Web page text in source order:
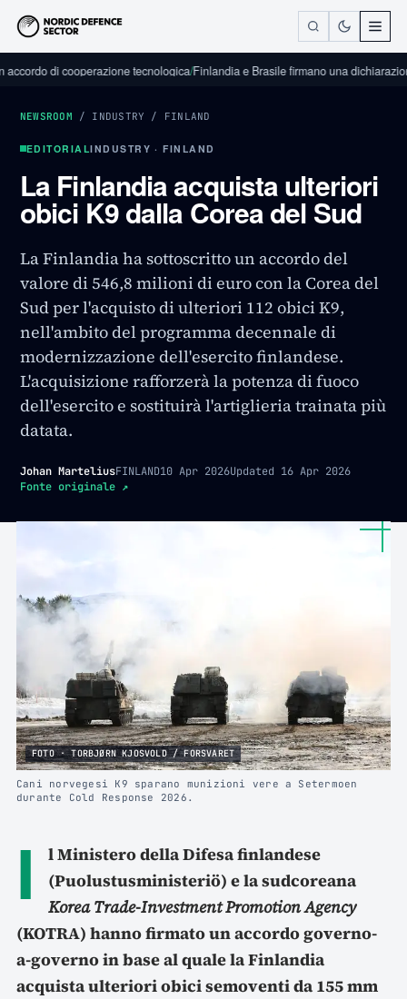
di cooperazione tecnologica/Finlandia e Brasile firmano una dichiarazione di
NEWSROOM / INDUSTRY / FINLAND
EDITORIALINDUSTRY · FINLAND
La Finlandia acquista ulteriori
obici K9 dalla Corea del Sud
La Finlandia ha sottoscritto un accordo del
valore di 546,8 milioni di euro con la Corea del
Sud per l'acquisto di ulteriori 112 obici K9,
nell'ambito del programma decennale di
modernizzazione dell'esercito finlandese.
L'acquisizione rafforzerà la potenza di fuoco
dell'esercito e sostituirà l'artiglieria trainata più
datata.
Johan MarteliusFINLAND10 Apr 2026Updated 16 Apr 2026
Fonte originale ↗
FOTO · TORBJØRN KJOSVOLD / FORSVARET
Cani norvegesi K9 sparano munizioni vere a Setermoen
durante Cold Response 2026.
I
l Ministero della Difesa finlandese
(Puolustusministeriö) e la sudcoreana
Korea Trade-Investment Promotion Agency
(KOTRA) hanno firmato un accordo governo-
a-governo in base al quale la Finlandia
acquista ulteriori obici semoventi da 155 mm